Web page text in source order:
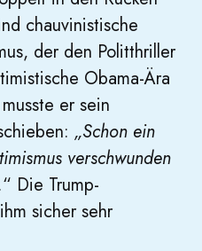
chauvinistische
der den Politthriller
Obama-Ära
er sein
„Schon ein
verschwunden
“ Die Trump-
sicher sehr